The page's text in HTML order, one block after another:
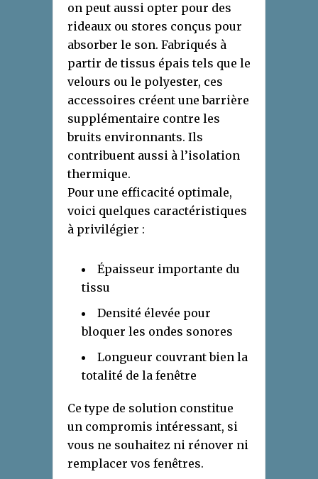
on peut aussi opter pour des
rideaux ou stores conçus pour
absorber le son. Fabriqués à
partir de tissus épais tels que le
velours ou le polyester, ces
accessoires créent une barrière
supplémentaire contre les
bruits environnants. Ils
contribuent aussi à l’isolation
thermique.
Pour une efficacité optimale,
voici quelques caractéristiques
à privilégier :
Épaisseur importante du
tissu
Densité élevée pour
bloquer les ondes sonores
Longueur couvrant bien la
totalité de la fenêtre
Ce type de solution constitue
un compromis intéressant, si
vous ne souhaitez ni rénover ni
remplacer vos fenêtres.